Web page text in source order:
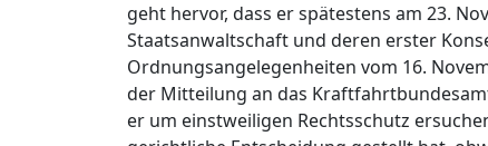
geht hervor, dass er spätestens am 23.
Staatsanwaltschaft und deren erster
Ordnungsangelegenheiten vom 16.
der Mitteilung an das
er um einstweiligen Rechtsschutz